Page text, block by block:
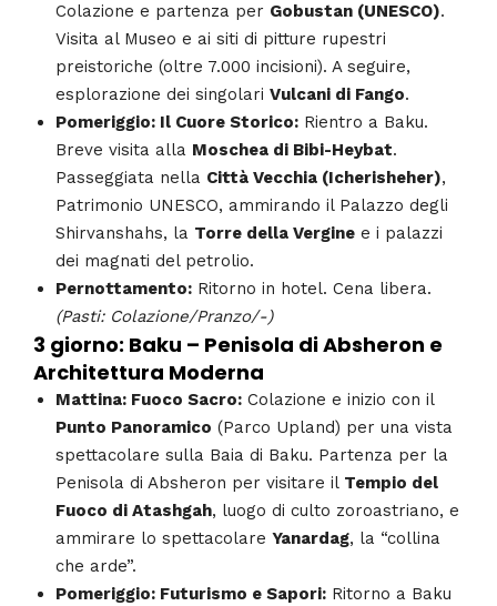
Colazione e partenza per Gobustan (UNESCO).
Visita al Museo e ai siti di pitture rupestri
preistoriche (oltre 7.000 incisioni). A seguire,
esplorazione dei singolari Vulcani di Fango.
Pomeriggio: Il Cuore Storico: Rientro a Baku.
Breve visita alla Moschea di Bibi-Heybat.
Passeggiata nella Città Vecchia (Icherisheher),
Patrimonio UNESCO, ammirando il Palazzo degli
Shirvanshahs, la Torre della Vergine e i palazzi
dei magnati del petrolio.
Pernottamento: Ritorno in hotel. Cena libera.
(Pasti: Colazione/Pranzo/-)
3 giorno: Baku – Penisola di Absheron e
Architettura Moderna
Mattina: Fuoco Sacro: Colazione e inizio con il
Punto Panoramico (Parco Upland) per una vista
spettacolare sulla Baia di Baku. Partenza per la
Penisola di Absheron per visitare il Tempio del
Fuoco di Atashgah, luogo di culto zoroastriano, e
ammirare lo spettacolare Yanardag, la “collina
che arde”.
Pomeriggio: Futurismo e Sapori: Ritorno a Baku